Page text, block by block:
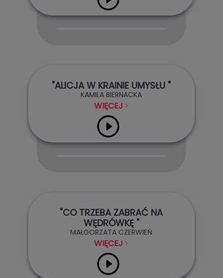
Audio
"ALICJA W KRAINIE UMYSŁU "
KAMILA BIERNACKA
WIĘCEJ
Audio
"CO TRZEBA ZABRAĆ NA
WĘDRÓWKĘ "
MAŁGORZATA CZERWIEŃ
WIĘCEJ